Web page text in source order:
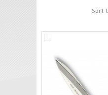
Sort